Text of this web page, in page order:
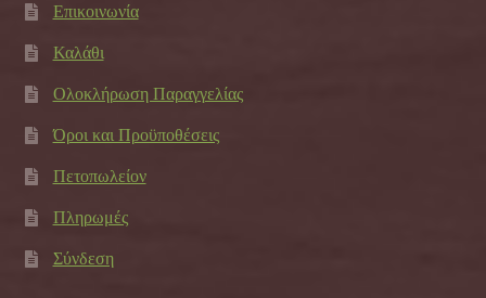
Επικοινωνία
Καλάθι
Ολοκλήρωση Παραγγελίας
Όροι και Προϋποθέσεις
Πετοπωλείον
Πληρωμές
Σύνδεση